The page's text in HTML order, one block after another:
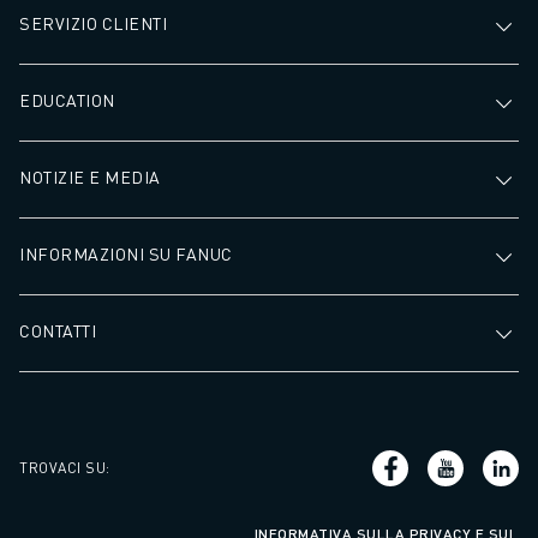
SERVIZIO CLIENTI
EDUCATION
NOTIZIE E MEDIA
INFORMAZIONI SU FANUC
CONTATTI
TROVACI SU:
INFORMATIVA SULLA PRIVACY E SUI